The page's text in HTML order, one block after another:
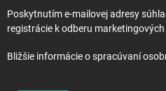
Poskytnutím e-mailovej adresy
registrácie k odberu
Bližšie informácie o spracúvaní